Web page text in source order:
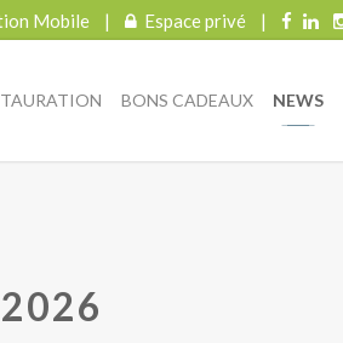
Mobile | Espace privé |
BONS CADEAUX NEWS